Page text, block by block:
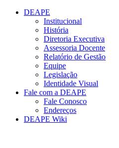
Conteúdo principal
DEAPE
Institucional
História
Diretoria Executiva
Assessoria Docente
Relatório de Gestão
Equipe
Legislação
Identidade Visual
Fale com a DEAPE
Fale Conosco
Endereços
DEAPE Wiki